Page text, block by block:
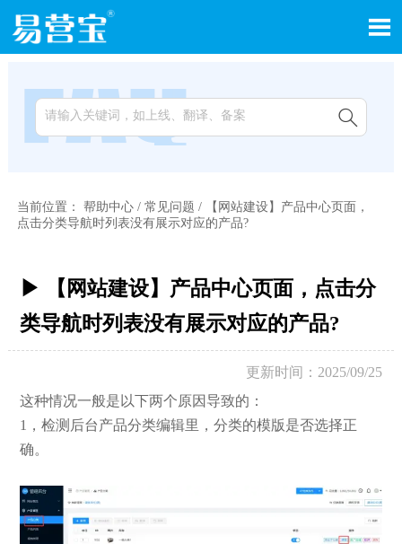


当前位置： 帮助中心/ 常见问题 /
【网站建设】产品中心页面，
点击分类导航时列表没有展示对应的产品?
▶ 【网站建设】产品中心页面，点击分
类导航时列表没有展示对应的产品?
更新时间：2025/09/25
这种情况一般是以下两个原因导致的：
1，检测后台产品分类编辑里，分类的模版是否选择正
确。